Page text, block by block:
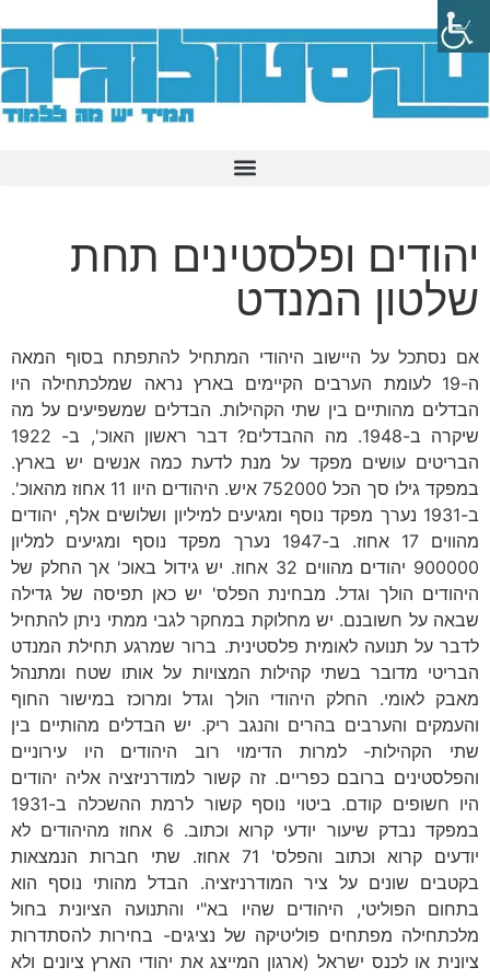
יהודים ופלסטינים תחת
שלטון המנדט
אם נסתכל על היישוב היהודי המתחיל להתפתח בסוף המאה
ה-19 לעומת הערבים הקיימים בארץ נראה שמלכתחילה היו
הבדלים מהותיים בין שתי הקהילות. הבדלים שמשפיעים על מה
שיקרה ב-1948. מה ההבדלים? דבר ראשון האוכ', ב- 1922
הבריטים עושים מפקד על מנת לדעת כמה אנשים יש בארץ.
במפקד גילו סך הכל 752000 איש. היהודים היוו 11 אחוז מהאוכ'.
ב-1931 נערך מפקד נוסף ומגיעים למיליון ושלושים אלף, יהודים
מהווים 17 אחוז. ב-1947 נערך מפקד נוסף ומגיעים למליון
900000 יהודים מהווים 32 אחוז. יש גידול באוכ' אך החלק של
היהודים הולך וגדל. מבחינת הפלס' יש כאן תפיסה של גדילה
שבאה על חשובנם. יש מחלוקת במחקר לגבי ממתי ניתן להתחיל
לדבר על תנועה לאומית פלסטינית. ברור שמרגע תחילת המנדט
הבריטי מדובר בשתי קהילות המצויות על אותו שטח ומתנהל
מאבק לאומי. החלק היהודי הולך וגדל ומרוכז במישור החוף
והעמקים והערבים בהרים והנגב ריק. יש הבדלים מהותיים בין
שתי הקהילות- למרות הדימוי רוב היהודים היו עירוניים
והפלסטינים ברובם כפריים. זה קשור למודרניזציה אליה יהודים
היו חשופים קודם. ביטוי נוסף קשור לרמת ההשכלה ב-1931
במפקד נבדק שיעור יודעי קרוא וכתוב. 6 אחוז מהיהודים לא
יודעים קרוא וכתוב והפלס' 71 אחוז. שתי חברות הנמצאות
בקטבים שונים על ציר המודרניזציה. הבדל מהותי נוסף הוא
בתחום הפוליטי, היהודים שהיו בא"י והתנועה הציונית בחול
מלכתחילה מפתחים פוליטיקה של נציגים- בחירות להסתדרות
ציונית או לכנס ישראל (ארגון המייצג את יהודי הארץ ציונים ולא